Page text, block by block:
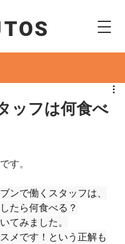
ッフは何食べ
す。
ンで働くスタッフは、
たら何食べる？
てみました。
メです！という正解も